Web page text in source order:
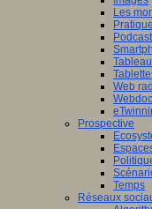
Les
Web
Prospective
Temps
Réseaux